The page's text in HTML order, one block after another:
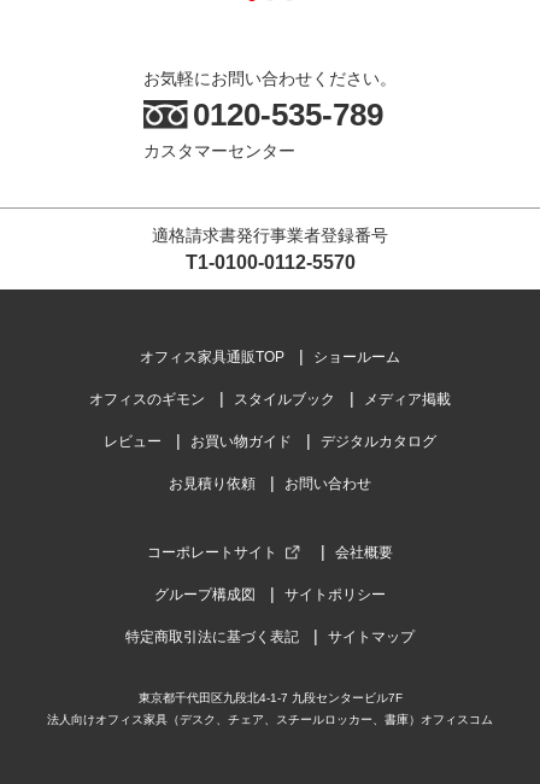
お気軽にお問い合わせください。
0120-535-789
カスタマーセンター
適格請求書発行事業者登録番号
T1-0100-0112-5570
オフィス家具通販TOP ショールーム
オフィスのギモン スタイルブック メディア掲載
レビュー お買い物ガイド デジタルカタログ
お見積り依頼 お問い合わせ
コーポレートサイト 会社概要
グループ構成図 サイトポリシー
特定商取引法に基づく表記 サイトマップ
東京都千代田区九段北4-1-7 九段センタービル7F
法人向けオフィス家具（デスク、チェア、スチールロッカー、書庫）オフィスコム